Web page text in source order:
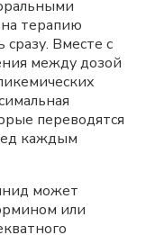
терапию
Вместе с
между дозой
переводятся
каждым
может
или